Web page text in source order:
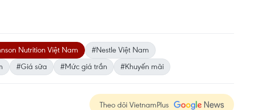
Nutrition Việt Nam
#Nestle Việt Nam
#Giá sữa #Mức giá trần #Khuyến mãi
Theo dõi VietnamPlus